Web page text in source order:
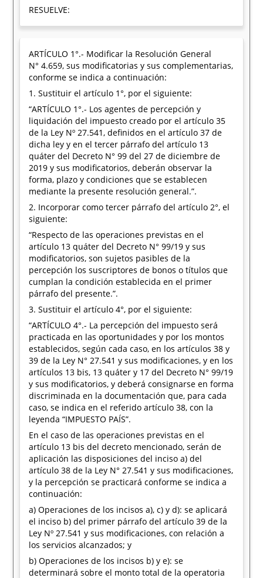
RESUELVE:
ARTÍCULO 1°.- Modificar la Resolución General
N° 4.659, sus modificatorias y sus complementarias,
conforme se indica a continuación:
1. Sustituir el artículo 1°, por el siguiente:
“ARTÍCULO 1°.- Los agentes de percepción y
liquidación del impuesto creado por el artículo 35
de la Ley Nº 27.541, definidos en el artículo 37 de
dicha ley y en el tercer párrafo del artículo 13
quáter del Decreto N° 99 del 27 de diciembre de
2019 y sus modificatorios, deberán observar la
forma, plazo y condiciones que se establecen
mediante la presente resolución general.”.
2. Incorporar como tercer párrafo del artículo 2°, el
siguiente:
“Respecto de las operaciones previstas en el
artículo 13 quáter del Decreto N° 99/19 y sus
modificatorios, son sujetos pasibles de la
percepción los suscriptores de bonos o títulos que
cumplan la condición establecida en el primer
párrafo del presente.”.
3. Sustituir el artículo 4°, por el siguiente:
“ARTÍCULO 4°.- La percepción del impuesto será
practicada en las oportunidades y por los montos
establecidos, según cada caso, en los artículos 38 y
39 de la Ley N° 27.541 y sus modificaciones, y en los
artículos 13 bis, 13 quáter y 17 del Decreto N° 99/19
y sus modificatorios, y deberá consignarse en forma
discriminada en la documentación que, para cada
caso, se indica en el referido artículo 38, con la
leyenda “IMPUESTO PAÍS”.
En el caso de las operaciones previstas en el
artículo 13 bis del decreto mencionado, serán de
aplicación las disposiciones del inciso a) del
artículo 38 de la Ley N° 27.541 y sus modificaciones,
y la percepción se practicará conforme se indica a
continuación:
a) Operaciones de los incisos a), c) y d): se aplicará
el inciso b) del primer párrafo del artículo 39 de la
Ley Nº 27.541 y sus modificaciones, con relación a
los servicios alcanzados; y
b) Operaciones de los incisos b) y e): se
determinará sobre el monto total de la operatoria